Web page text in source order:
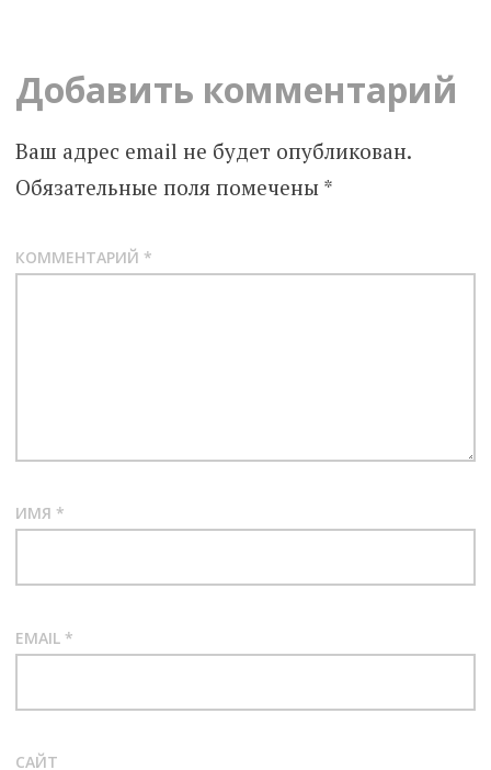
Добавить комментарий
Ваш адрес email не будет опубликован.
Обязательные поля помечены *
КОММЕНТАРИЙ *
ИМЯ *
EMAIL *
САЙТ